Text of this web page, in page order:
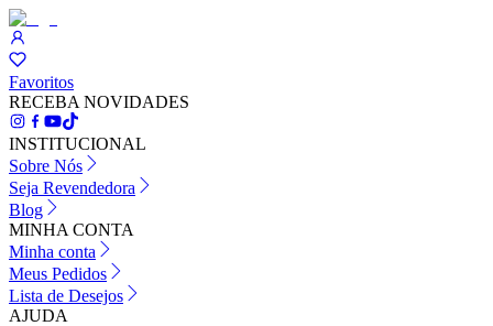
Favoritos
RECEBA NOVIDADES
INSTITUCIONAL
Sobre Nós
Seja Revendedora
Blog
MINHA CONTA
Minha conta
Meus Pedidos
Lista de Desejos
AJUDA